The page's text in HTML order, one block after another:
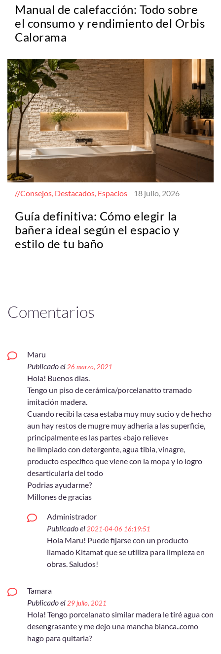
Manual de calefacción: Todo sobre
el consumo y rendimiento del Orbis
Calorama
Consejos, Destacados, Espacios 18 julio, 2026
Guía definitiva: Cómo elegir la
bañera ideal según el espacio y
estilo de tu baño
Comentarios
Maru
Publicado el 26 marzo, 2021
Hola! Buenos dias.
Tengo un piso de cerámica/porcelanatto tramado
imitación madera.
Cuando recibi la casa estaba muy muy sucio y de hecho
aun hay restos de mugre muy adheria a las superficie,
principalmente es las partes «bajo relieve»
he limpiado con detergente, agua tibia, vinagre,
producto especifico que viene con la mopa y lo logro
desarticularla del todo
Podrias ayudarme?
Millones de gracias
Administrador
Publicado el 2021-04-06 16:19:51
Hola Maru! Puede fijarse con un producto
llamado Kitamat que se utiliza para limpieza en
obras. Saludos!
Tamara
Publicado el 29 julio, 2021
Hola! Tengo porcelanato similar madera le tiré agua con
desengrasante y me dejo una mancha blanca..como
hago para quitarla?